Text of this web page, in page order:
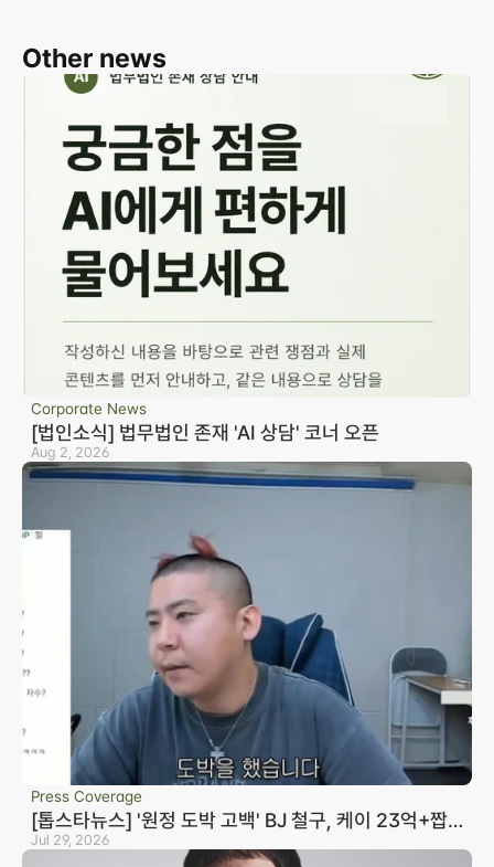
Other news
Corporate News
[법인소식] 법무법인 존재 'AI 상담' 코너 오픈
Aug 2, 2026
Press Coverage
[톱스타뉴스] '원정 도박 고백' BJ 철구, 케이 23억+짭
구 20억 빌렸다…변호사 "형량 10년까지 바라볼 수 있
Jul 29, 2026